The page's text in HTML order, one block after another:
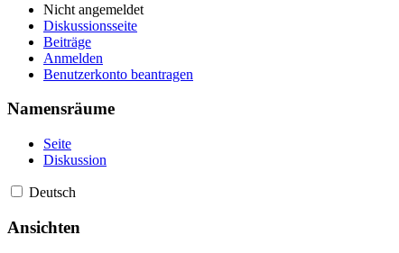
Nicht angemeldet
Diskussionsseite
Beiträge
Anmelden
Benutzerkonto beantragen
Namensräume
Seite
Diskussion
Deutsch
Ansichten